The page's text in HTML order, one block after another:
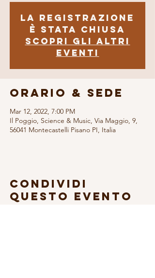
La registrazione
è stata chiusa
Scopri gli altri
eventi
Orario & Sede
Mar 12, 2022, 7:00 PM
Il Poggio, Science & Music, Via Maggio, 9,
56041 Montecastelli Pisano PI, Italia
Condividi
questo evento